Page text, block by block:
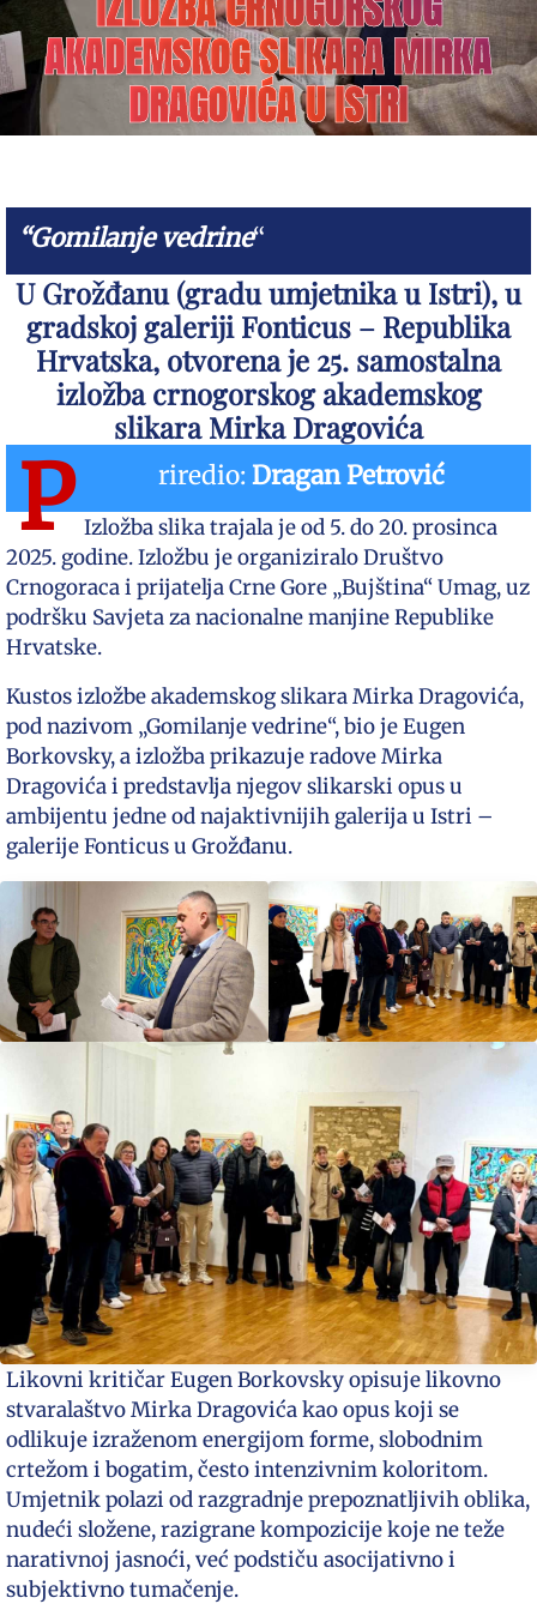
AKADEMSKOG SLIKARA MIRKA
DRAGOVIĆA U ISTRI
“Gomilanje vedrine“
U Grožđanu (gradu umjetnika u Istri), u
gradskoj galeriji Fonticus – Republika
Hrvatska, otvorena je 25. samostalna
izložba crnogorskog akademskog
slikara Mirka Dragovića
P riredio: Dragan Petrović
Izložba slika trajala je od 5. do 20. prosinca
2025. godine. Izložbu je organiziralo Društvo
Crnogoraca i prijatelja Crne Gore „Bujština“ Umag, uz
podršku Savjeta za nacionalne manjine Republike
Hrvatske.
Kustos izložbe akademskog slikara Mirka Dragovića,
pod nazivom „Gomilanje vedrine“, bio je Eugen
Borkovsky, a izložba prikazuje radove Mirka
Dragovića i predstavlja njegov slikarski opus u
ambijentu jedne od najaktivnijih galerija u Istri –
galerije Fonticus u Grožđanu.
Likovni kritičar Eugen Borkovsky opisuje likovno
stvaralaštvo Mirka Dragovića kao opus koji se
odlikuje izraženom energijom forme, slobodnim
crtežom i bogatim, često intenzivnim koloritom.
Umjetnik polazi od razgradnje prepoznatljivih oblika,
nudeći složene, razigrane kompozicije koje ne teže
narativnoj jasnoći, već podstiču asocijativno i
subjektivno tumačenje.